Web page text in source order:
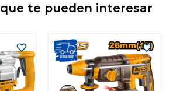
te pueden interesar